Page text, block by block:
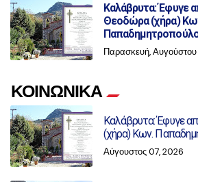
Καλάβρυτα: Έφυγε
Θεοδώρα (χήρα)
Παρασκευή,
ΚΟΙΝΩΝΙΚΑ
Καλάβρυτα: Έφυγε
(χήρα) Κων.
Αύγουστος 07, 2026